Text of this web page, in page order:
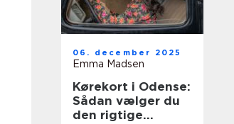
06. december 2025
Emma Madsen
Kørekort i Odense:
Sådan vælger du
den rigtige